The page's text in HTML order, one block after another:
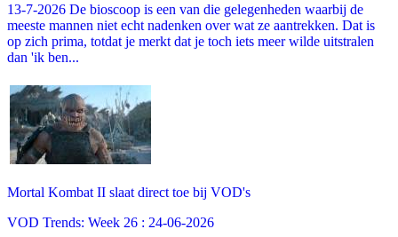
13-7-2026 De bioscoop is een van die gelegenheden waarbij de
meeste mannen niet echt nadenken over wat ze aantrekken. Dat is
op zich prima, totdat je merkt dat je toch iets meer wilde uitstralen
dan 'ik ben...
Mortal Kombat II slaat direct toe bij VOD's
VOD Trends: Week 26 : 24-06-2026